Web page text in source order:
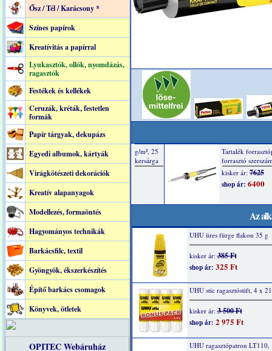
Ősz / Tél / Karácsony *
Színes papírok
Kreatívitás a papírral
Lyukasztók, ollók, nyomdázás,
ragasztók
Festékek és kellékek
Ceruzák, kréták, festetlen
formák
Papír tárgyak, dekupázs
Egyedi albumok, kártyák
Virágkötészeti dekorációk
Kreatív alapanyagok
Modellezés, formaöntés
Hagyományos technikák
Barkácsfilc, textil
Gyöngyök, ékszerkészítés
Építő barkács csomagok
Könyvek, ötletek
OPITEC Webáruház
Az
UHU üres fürge flakon 35 g
kisker ár:385 Ft
shop ár: 325 Ft
UHU stic ragasztóstift, 4 x
kisker ár:3 500 Ft
shop ár: 2 975 Ft
UHU ragasztópatron LT110,